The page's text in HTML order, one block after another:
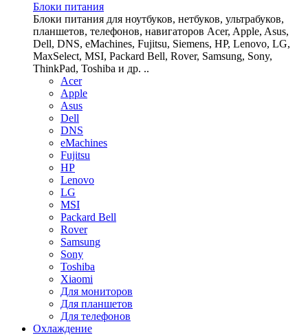
Блоки питания
Блоки питания для ноутбуков, нетбуков, ультрабуков,
планшетов, телефонов, навигаторов Acer, Apple, Asus,
Dell, DNS, eMachines, Fujitsu, Siemens, HP, Lenovo, LG,
MaxSelect, MSI, Packard Bell, Rover, Samsung, Sony,
ThinkPad, Toshiba и др. ..
Acer
Apple
Asus
Dell
DNS
eMachines
Fujitsu
HP
Lenovo
LG
MSI
Packard Bell
Rover
Samsung
Sony
Toshiba
Xiaomi
Для мониторов
Для планшетов
Для телефонов
Охлаждение